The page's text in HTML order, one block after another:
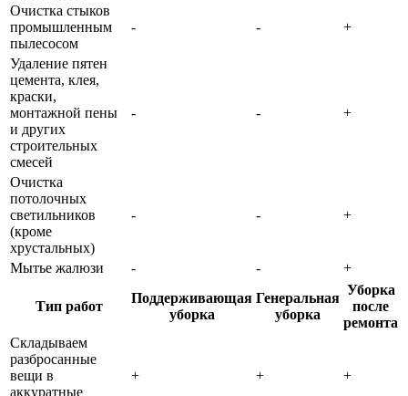
Очистка стыков
промышленным
пылесосом
- - +
Удаление пятен
цемента, клея,
краски,
монтажной пены
и других
строительных
смесей
- - +
Очистка
потолочных
светильников
(кроме
хрустальных)
- - +
Мытье жалюзи - - +
Тип работ
Поддерживающая
уборка
Генеральная
уборка
Уборка
после
ремонта
Складываем
разбросанные
вещи в
аккуратные
+ + +